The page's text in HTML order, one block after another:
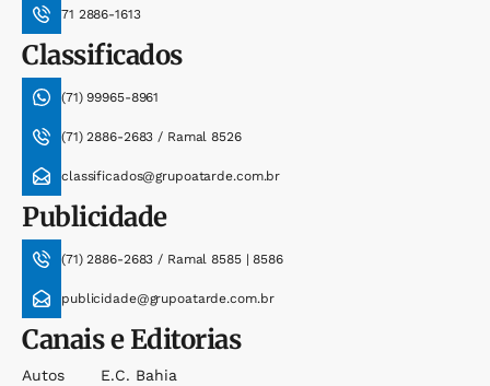
71 2886-1613
Classificados
(71) 99965-8961
(71) 2886-2683 / Ramal 8526
classificados@grupoatarde.com.br
Publicidade
(71) 2886-2683 / Ramal 8585 | 8586
publicidade@grupoatarde.com.br
Canais e Editorias
Autos
E.c. Bahia